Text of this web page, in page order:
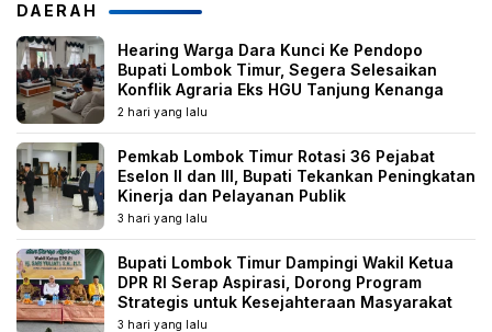
DAERAH
Hearing Warga Dara Kunci Ke Pendopo
Bupati Lombok Timur, Segera Selesaikan
Konflik Agraria Eks HGU Tanjung Kenanga
2 hari yang lalu
Pemkab Lombok Timur Rotasi 36 Pejabat
Eselon II dan III, Bupati Tekankan Peningkatan
Kinerja dan Pelayanan Publik
3 hari yang lalu
Bupati Lombok Timur Dampingi Wakil Ketua
DPR RI Serap Aspirasi, Dorong Program
Strategis untuk Kesejahteraan Masyarakat
3 hari yang lalu